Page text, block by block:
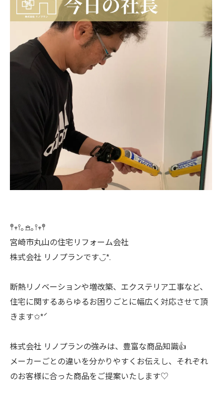
𖤣𖥧𖥣｡𖠿｡𖥣𖥧𖤣
宮崎市丸山の住宅リフォーム会社
株式会社 リノプランです◡̈*.
断熱リノベーションや増改築、エクステリア工事など、
住宅に関するあらゆるお困りごとに幅広く対応させて頂
きます✩*ˊ
株式会社 リノプランの強みは、豊富な商品知識👍
メーカーごとの違いを分かりやすくお伝えし、それぞれ
のお客様に合った商品をご提案いたします♡